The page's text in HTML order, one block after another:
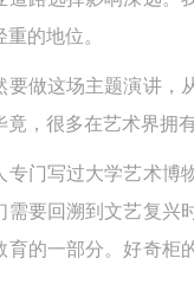
的地位。
要做这场主题演讲，
竟，很多在艺术界拥
专门写过大学艺术博
需要回溯到文艺复兴
育的一部分。好奇柜